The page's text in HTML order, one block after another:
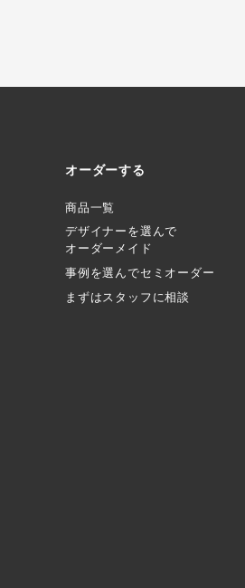
オーダーする
商品一覧
デザイナーを選んで
オーダーメイド
事例を選んでセミオーダー
まずはスタッフに相談